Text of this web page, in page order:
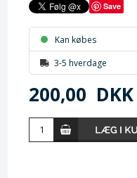
Save
Kan købes
3-5 hverdage
200,00 DKK